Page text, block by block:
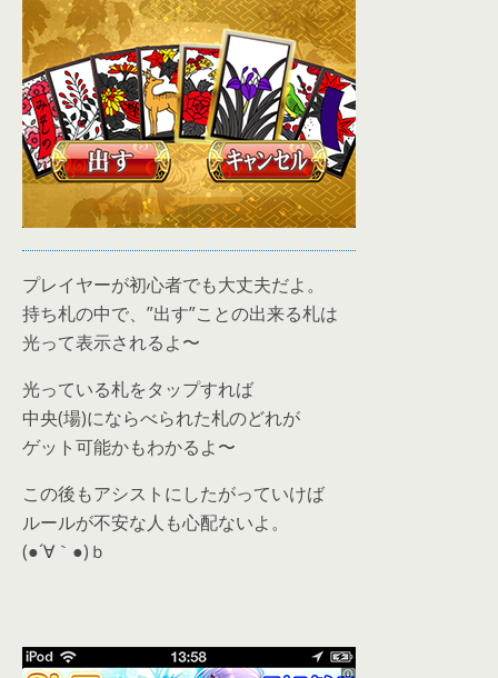
プレイヤーが初心者でも大丈夫だよ。
持ち札の中で、”出す”ことの出来る札は
光って表示されるよ〜
光っている札をタップすれば
中央(場)にならべられた札のどれが
ゲット可能かもわかるよ〜
この後もアシストにしたがっていけば
ルールが不安な人も心配ないよ。
(●´∀｀●)ｂ